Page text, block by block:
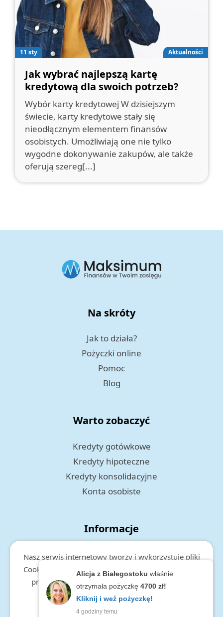
Nasz serwis internetowy tworzy i wykorzystuje pliki
Cookies. Więcej informacji o cookies, zakresie i celu
przetwarzania danych, znajduje się w
polityce
prywatności.
zamknij
Alicja z Białegostoku właśnie
otrzymała pożyczkę 4700 zł!
Kliknij i weź pożyczkę!
4 godziny temu
11 sty Aktualności
Jak wybrać najlepszą kartę
kredytową dla swoich potrzeb?
Wybór karty kredytowej W dzisiejszym
świecie, karty kredytowe stały się
nieodłącznym elementem finansów
osobistych. Umożliwiają one nie tylko
wygodne dokonywanie zakupów, ale także
oferują szereg[...]
Na skróty
Jak to działa?
Pożyczki online
Pomoc
Blog
Warto zobaczyć
Kredyty gotówkowe
Kredyty hipoteczne
Kredyty konsolidacyjne
Konta osobiste
Informacje
Polityka prywatności
RODO